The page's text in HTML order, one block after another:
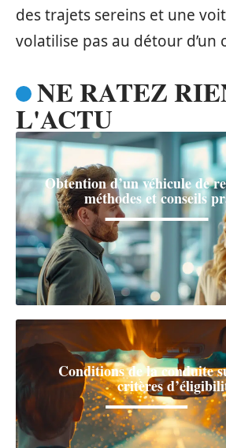
des trajets sereins et une
volatilise pas au détour d’un
NE RATEZ
L'ACTU
Obtention d’un véhicule de
méthodes et conseils
Conditions de la conduite
critères